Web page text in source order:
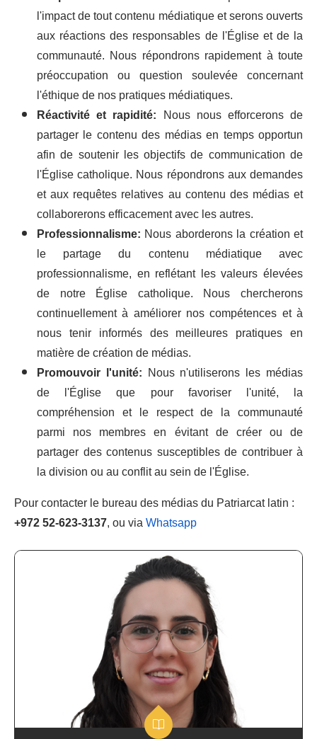
l'impact de tout contenu médiatique et serons ouverts
aux réactions des responsables de l'Église et de la
communauté. Nous répondrons rapidement à toute
préoccupation ou question soulevée concernant
l'éthique de nos pratiques médiatiques.
Réactivité et rapidité: Nous nous efforcerons de
partager le contenu des médias en temps opportun
afin de soutenir les objectifs de communication de
l'Église catholique. Nous répondrons aux demandes
et aux requêtes relatives au contenu des médias et
collaborerons efficacement avec les autres.
Professionnalisme: Nous aborderons la création et
le partage du contenu médiatique avec
professionnalisme, en reflétant les valeurs élevées
de notre Église catholique. Nous chercherons
continuellement à améliorer nos compétences et à
nous tenir informés des meilleures pratiques en
matière de création de médias.
Promouvoir l'unité: Nous n'utiliserons les médias
de l'Église que pour favoriser l'unité, la
compréhension et le respect de la communauté
parmi nos membres en évitant de créer ou de
partager des contenus susceptibles de contribuer à
la division ou au conflit au sein de l'Église.
Pour contacter le bureau des médias du Patriarcat latin :
+972 52-623-3137, ou viaWhatsapp
Bureau